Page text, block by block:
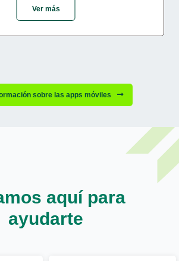
Ver más
sobre las apps móviles
aquí para
ayudarte